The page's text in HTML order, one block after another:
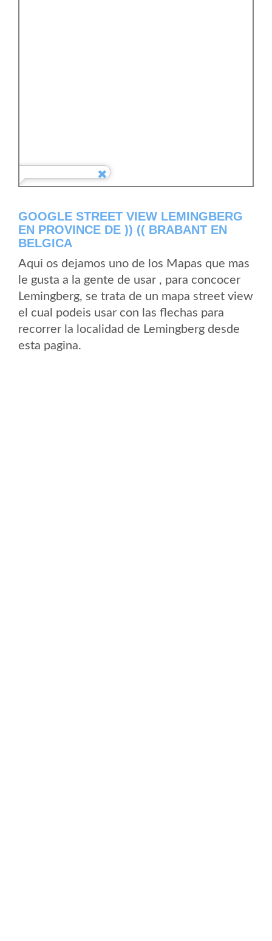
GOOGLE STREET VIEW LEMINGBERG
EN PROVINCE DE )) (( BRABANT EN
BELGICA
Aqui os dejamos uno de los Mapas que mas
le gusta a la gente de usar , para concocer
Lemingberg, se trata de un mapa street view
el cual podeis usar con las flechas para
recorrer la localidad de Lemingberg desde
esta pagina.